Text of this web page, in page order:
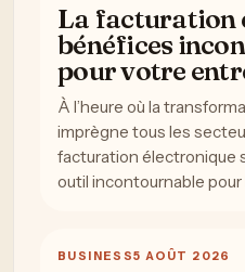
La facturation
bénéfices
pour votre
À l’heure où la
imprègne tous les
facturation électronique
outil incontournable pour
BUSINESS5 AOÛT 2026